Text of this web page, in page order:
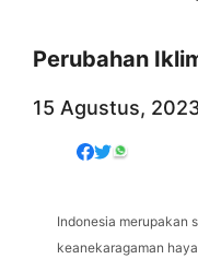
Perubahan
15 Agustus,
Indonesia merupakan
keanekaragaman